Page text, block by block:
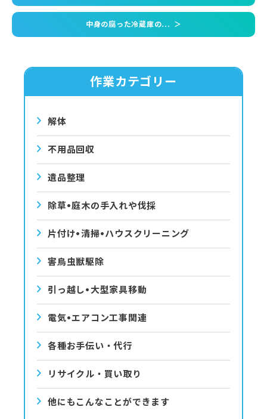
中身の腐った冷蔵庫の... ＞
作業カテゴリー
解体
不用品回収
遺品整理
除草•庭⽊の⼿⼊れや伐採
⽚付け•清掃•ハウスクリーニング
害⿃⾍獣駆除
引っ越し•⼤型家具移動
電気•エアコン⼯事関連
各種お手伝い・代行
リサイクル・買い取り
他にもこんなことができます